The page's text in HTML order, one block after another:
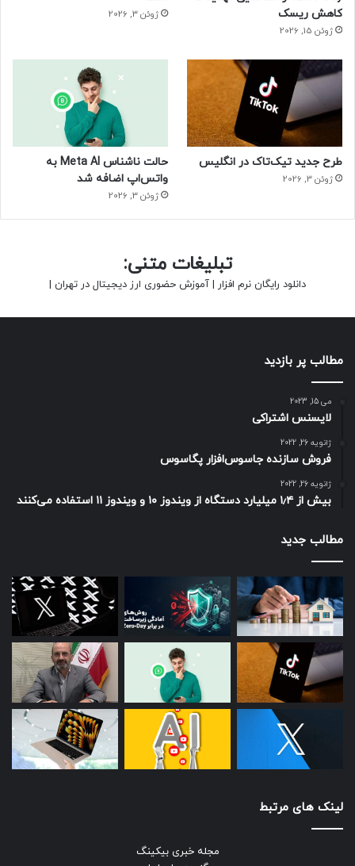
کاهش ریسک
ژوئن 15, 2026
ژوئن 3, 2026
طرح جدید تیک‌تاک در انگلیس
ژوئن 3, 2026
حالت ناشناس Meta AI به
واتس‌اپ اضافه شد
ژوئن 3, 2026
تبلیغات متنی:
دانلود رایگان نرم افزار | آموزش حضوری ارز دیجیتال در تهران |
مطالب پر بازدید
می 15, 2023
لایسنس اشتراکی
ژانویه 26, 2022
فروش سازنده جاسوس‌افزار پگاسوس
ژانویه 26, 2022
بیش از ۱٫۴ میلیارد دستگاه از ویندوز ۱۰ و ویندوز ۱۱ استفاده می‌کنند
مطالب جدید
لینک های مرتبط
مجله خبری بیکینگ